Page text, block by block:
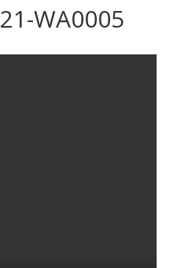
WA0005